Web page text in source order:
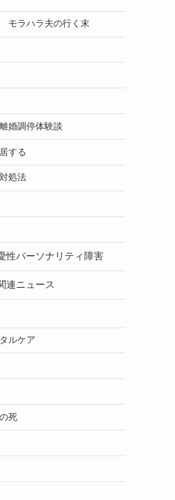
モラハラ夫の行く末
婚調停体験談
する
処法
性パーソナリティ障害
連ニュース
ルケア
死